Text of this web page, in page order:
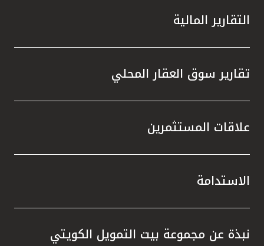
التقارير المالية
تقارير سوق العقار المحلي
علاقات المستثمرين
الاستدامة
نبذة عن مجموعة بيت التمويل الكويتي